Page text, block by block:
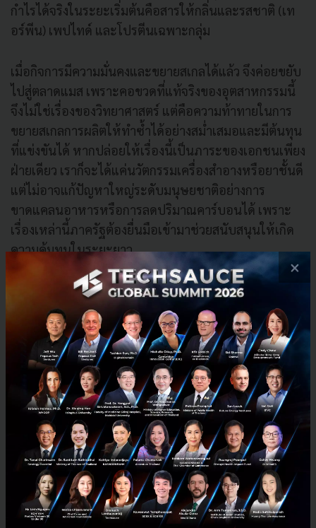
กำไรได้จริงในระยะเริ่มต้นคือสารให้กลิ่นและรสชาติ (เท
อร์พีน) เพปไทด์ และโปรตีนเฉพาะกลุ่ม
เมื่อกิจการมีความมั่นคงและขยายสเกลได้แล้ว จึงค่อยขยับ
ไปสู่ตลาดแมส เพราะคอขวดที่แท้จริงของอุตสาหกรรมนี้
จึงไม่ใช่เรื่องของวิทยาศาสตร์ แต่คือความท้าทายในการ
ขยายสเกลการผลิตให้ทำซ้ำได้อย่างสม่ำเสมอและมีต้นทุน
ที่แข่งขันได้ หากปล่อยให้เรื่องนี้เป็นภาระของเอกชนเพียง
ฝ่ายเดียว เราก็จะได้แค่นวัตกรรมเครื่องสำอางหรือยาชั้นดี
แต่ไม่อาจแก้ปัญหาใหญ่ระดับมนุษยชาติอย่างการ
ขาดแคลนอาหารหรือการลดปริมาณคาร์บอนได้ เพราะ
เรื่องเหล่านี้ภาครัฐต้องยื่นมือเข้ามาช่วยสนับสนุนให้เกิด
ความคุ้มทุนในระยะยาว
5 เสาหลักแห่งระบบนิเวศอุตสาหกรรมใหม่
การจะยืนหยัดและประสบความสำเร็จในสมรภูมินี้ได้ องค์
ประกอบสำคัญต้องมองให้เป็นภาพใหญ่ของระบบนิเวศที่
ขับเคลื่อนไปพร้อมกัน
เริ่มต้นจากการมี Patient capital เพราะการวิจัย
เจาะตลาด และท้าทายเจ้าตลาดเดิมนั้นต้องใช้เวลา
ยาวนาน
การเข้าถึงพลังงานราคาที่แข่งขันได้ เพื่อหล่อเลี้ยง
โครงสร้างเศรษฐกิจที่ขับเคลื่อนด้วยไฟฟ้า
การหาแหล่งวัตถุดิบชีวภาพ ที่ต้องบริหารจัดการไม่
×